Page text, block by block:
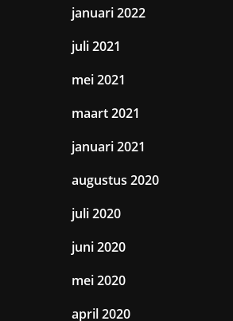
januari 2022
juli 2021
mei 2021
maart 2021
januari 2021
augustus 2020
juli 2020
juni 2020
mei 2020
april 2020